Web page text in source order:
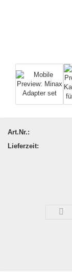
Art.Nr.:
Lieferzeit: